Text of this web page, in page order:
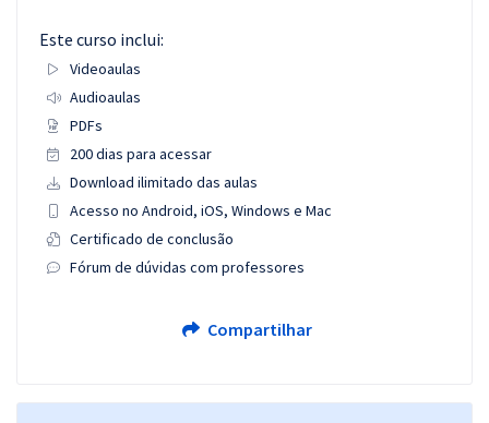
Este curso inclui:
Videoaulas
Audioaulas
PDFs
200 dias para acessar
Download ilimitado das aulas
Acesso no Android, iOS, Windows e Mac
Certificado de conclusão
Fórum de dúvidas com professores
Compartilhar